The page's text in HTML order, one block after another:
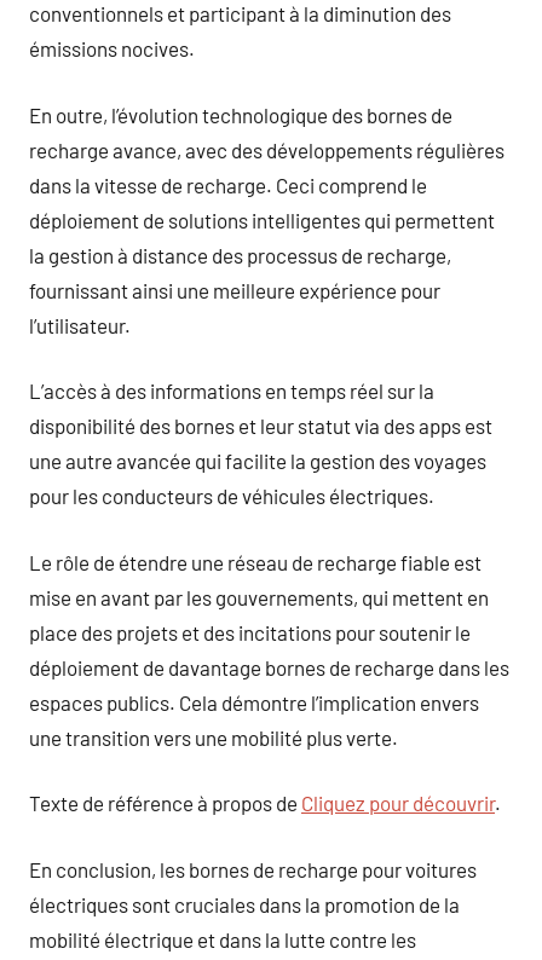
conventionnels et participant à la diminution des
émissions nocives.
En outre, l’évolution technologique des bornes de
recharge avance, avec des développements régulières
dans la vitesse de recharge. Ceci comprend le
déploiement de solutions intelligentes qui permettent
la gestion à distance des processus de recharge,
fournissant ainsi une meilleure expérience pour
l’utilisateur.
L’accès à des informations en temps réel sur la
disponibilité des bornes et leur statut via des apps est
une autre avancée qui facilite la gestion des voyages
pour les conducteurs de véhicules électriques.
Le rôle de étendre une réseau de recharge fiable est
mise en avant par les gouvernements, qui mettent en
place des projets et des incitations pour soutenir le
déploiement de davantage bornes de recharge dans les
espaces publics. Cela démontre l’implication envers
une transition vers une mobilité plus verte.
Texte de référence à propos de Cliquez pour découvrir.
En conclusion, les bornes de recharge pour voitures
électriques sont cruciales dans la promotion de la
mobilité électrique et dans la lutte contre les